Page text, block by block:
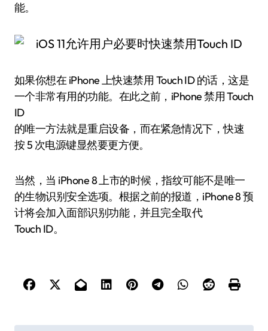
能。
如果你想在 iPhone 上快速禁用 Touch ID 的话，这是
一个非常有用的功能。在此之前，iPhone 禁用 Touch
ID
的唯一方法就是重启设备，而在紧急情况下，快速
按 5 次电源键显然要更方便。
当然，当 iPhone 8 上市的时候，指纹可能不是唯一
的生物识别安全选项。根据之前的报道，iPhone 8 预
计将会加入面部识别功能，并且完全取代
Touch ID。